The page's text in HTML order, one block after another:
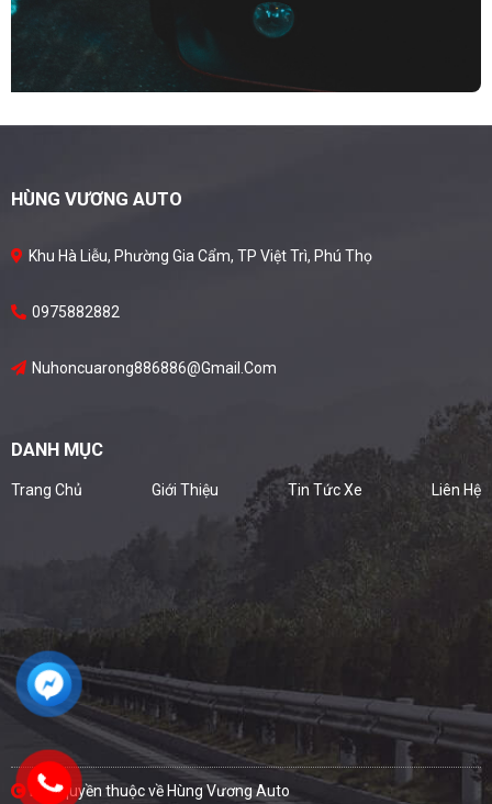
HÙNG VƯƠNG AUTO
Khu Hà Liễu, Phường Gia Cẩm, TP Việt Trì, Phú Thọ
0975882882
Nuhoncuarong886886@gmail.com
DANH MỤC
Trang Chủ Giới Thiệu Tin Tức Xe Liên Hệ
Bản quyền thuộc về Hùng Vương Auto